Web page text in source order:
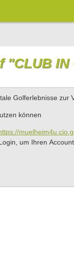
"CLUB
Golferlebnisse zur
können
um Ihren